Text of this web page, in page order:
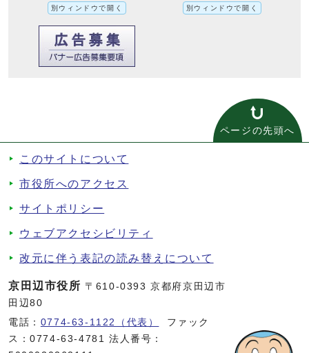
別ウィンドウで開く 別ウィンドウで開く
ページの先頭へ
このサイトについて
市役所へのアクセス
サイトポリシー
ウェブアクセシビリティ
改元に伴う表記の読み替えについて
京田辺市役所 〒610-0393 京都府京田辺市
田辺80
電話： 0774-63-1122（代表）
ファック
ス：0774-63-4781 法人番号：